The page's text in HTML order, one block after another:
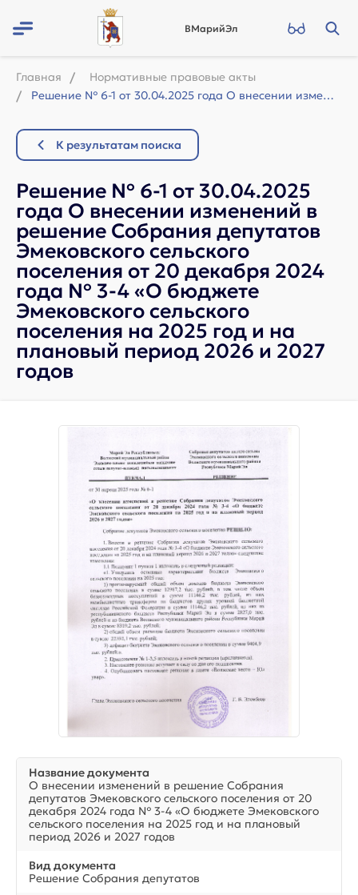
ВМарийЭл
Главная
Нормативные правовые акты
Решение № 6-1 от 30.04.2025 года О внесении изменений в решение Собрания депутат...
К результатам поиска
Решение № 6-1 от 30.04.2025
года О внесении изменений в
решение Собрания депутатов
Эмековского сельского
поселения от 20 декабря 2024
года № 3-4 «О бюджете
Эмековского сельского
поселения на 2025 год и на
плановый период 2026 и 2027
годов
Название документа
О внесении изменений в решение Собрания
депутатов Эмековского сельского поселения от 20
декабря 2024 года № 3-4 «О бюджете Эмековского
сельского поселения на 2025 год и на плановый
период 2026 и 2027 годов
Вид документа
Решение Собрания депутатов